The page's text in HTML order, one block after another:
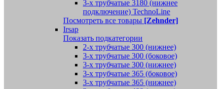
3-х трубчатые 3180 (нижнее
подключение) TechnoLine
Посмотреть все товары [Zehnder]
Irsap
Показать подкатегории
2-х трубчатые 300 (нижнее)
3-х трубчатые 300 (боковое)
3-х трубчатые 300 (нижнее)
3-х трубчатые 365 (боковое)
3-х трубчатые 365 (нижнее)